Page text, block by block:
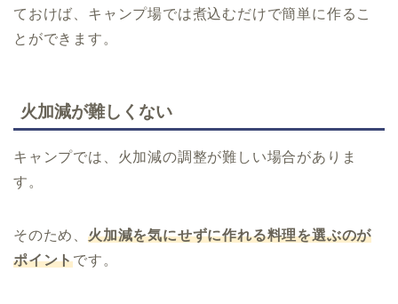
ておけば、キャンプ場では煮込むだけで簡単に作るこ
とができます。
火加減が難しくない
キャンプでは、火加減の調整が難しい場合がありま
す。
そのため、 火加減を気にせずに作れる料理を選ぶのが
ポイントです。